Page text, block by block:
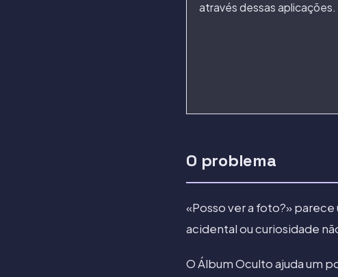
através dessas aplicações.
O problema
«Posso ver a foto?»
acidental ou curiosidade
O Álbum Oculto ajuda um